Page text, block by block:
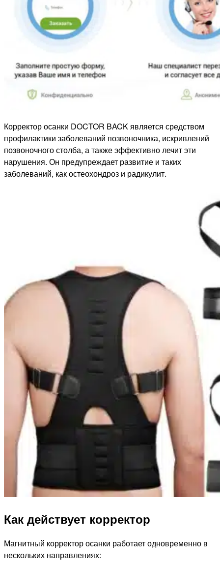
Корректор осанки DOCTOR BACK является средством
профилактики заболеваний позвоночника, искривлений
позвоночного столба, а также эффективно лечит эти
нарушения. Он предупреждает развитие и таких
заболеваний, как остеохондроз и радикулит.
Как действует корректор
Магнитный корректор осанки работает одновременно в
нескольких направлениях: